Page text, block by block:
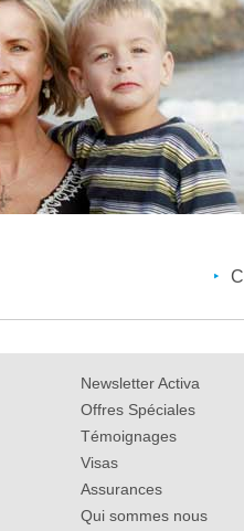
Newsletter Activa
Offres Spéciales
Témoignages
Visas
Assurances
Qui sommes nous